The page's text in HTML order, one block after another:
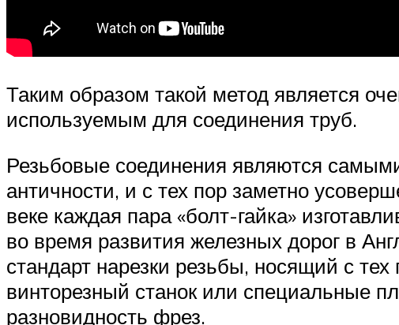
Таким образом такой метод является
используемым для соединения труб.
Резьбовые соединения являются
античности, и с тех пор заметно
веке каждая пара «болт-гайка»
во время развития железных дорог в
стандарт нарезки резьбы, носящий с
винторезный станок или специальные
разновидность фрез.